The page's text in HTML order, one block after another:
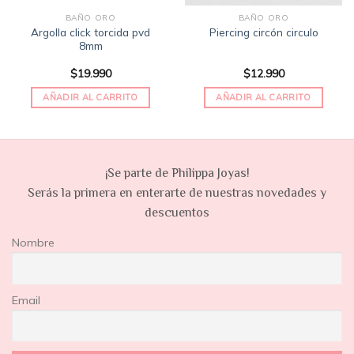
BAÑO ORO
Argolla click torcida pvd
8mm
$19.990
AÑADIR AL CARRITO
BAÑO ORO
Piercing circón circulo
$12.990
AÑADIR AL CARRITO
¡Se parte de Philippa Joyas!
Serás la primera en enterarte de nuestras novedades y
descuentos
Nombre
Email